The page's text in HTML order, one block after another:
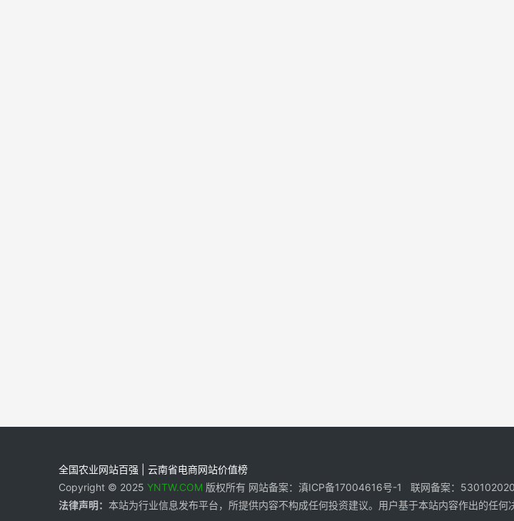
全国农业网站百强 | 云南省电商网站价值榜
Copyright © 2025 YNTW.COM 版权所有 网站备案：滇ICP备17004616号-1 联网备案：
法律声明： 本站为行业信息发布平台，所提供内容不构成任何投资建议。用户基于本站内容作出的任何